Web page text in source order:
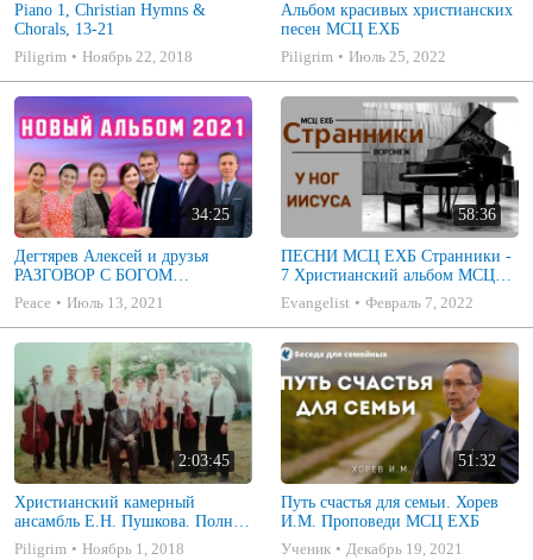
Piano 1, Christian Hymns &
Chorals, 13-21
Piligrim
Ноябрь 22, 2018
Альбом красивых христианских
песен МСЦ ЕХБ
Piligrim
Июль 25, 2022
34:25
Дегтярев Алексей и друзья
РАЗГОВОР С БОГОМ
Христианские песни МСЦ ЕХБ
2021 (7я)
Peace Июль 13, 2021
58:36
ПЕСНИ МСЦ ЕХБ Странники -
7 Христианский альбом МСЦ
ЕХБ
Evangelist Февраль 7, 2022
2:03:45
Христианский камерный
ансамбль Е.Н. Пушкова. Полное
собрание
Piligrim Ноябрь 1, 2018
51:32
Путь счастья для семьи. Хорев
И.М. Проповеди МСЦ ЕХБ
Ученик
Декабрь 19, 2021